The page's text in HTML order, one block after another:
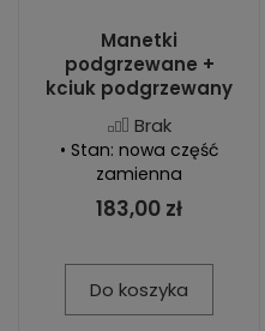
Manetki
podgrzewane +
kciuk podgrzewany
Brak
• Stan: nowa część
zamienna
183,00 zł
Do koszyka